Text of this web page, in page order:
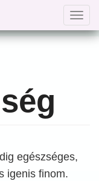
egészséges,
igenis finom.